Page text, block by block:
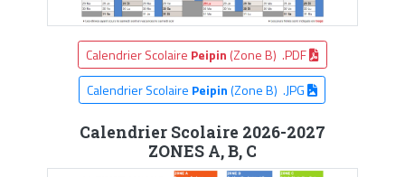
Calendrier Scolaire Peipin (Zone B) .PDF
Calendrier Scolaire Peipin(Zone B) .JPG
Calendrier Scolaire 2026-2027
ZONES A, B, C